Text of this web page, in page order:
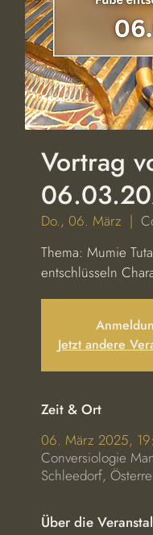
Vortrag
Do., 06. März
  |
Thema: Mumie
entschlüsseln
Jetzt andere
Zeit & Ort
06. März 2025,
Conversiologie
Schleedorf,
Über die